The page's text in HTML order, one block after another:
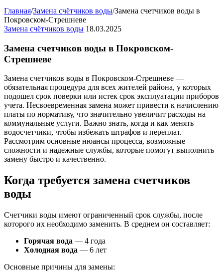
Главная/Замена счётчиков воды/Замена счетчиков воды в
Покровском-Стрешневе
Замена счётчиков воды 18.03.2025
Замена счетчиков воды в Покровском-
Стрешневе
Замена счетчиков воды в Покровском-Стрешневе —
обязательная процедура для всех жителей района, у которых
подошел срок поверки или истек срок эксплуатации приборов
учета. Несвоевременная замена может привести к начислению
платы по нормативу, что значительно увеличит расходы на
коммунальные услуги. Важно знать, когда и как менять
водосчетчики, чтобы избежать штрафов и переплат.
Рассмотрим основные нюансы процесса, возможные
сложности и надежные службы, которые помогут выполнить
замену быстро и качественно.
Когда требуется замена счетчиков
воды
Счетчики воды имеют ограниченный срок службы, после
которого их необходимо заменить. В среднем он составляет:
Горячая вода — 4 года
Холодная вода — 6 лет
Основные причины для замены: